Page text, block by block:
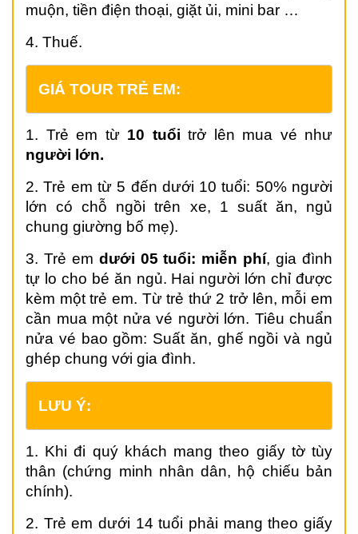
muộn, tiền điện thoại, giặt ủi, mini bar …
4. Thuế.
GIÁ TOUR TRẺ EM:
1. Trẻ em từ 10 tuổi trở lên mua vé như
người lớn.
2. Trẻ em từ 5 đến dưới 10 tuổi: 50% người
lớn có chỗ ngồi trên xe, 1 suất ăn, ngủ
chung giường bố mẹ).
3. Trẻ em dưới 05 tuổi: miễn phí, gia đình
tự lo cho bé ăn ngủ. Hai người lớn chỉ được
kèm một trẻ em. Từ trẻ thứ 2 trở lên, mỗi em
cần mua một nửa vé người lớn. Tiêu chuẩn
nửa vé bao gồm: Suất ăn, ghế ngồi và ngủ
ghép chung với gia đình.
LƯU Ý:
1. Khi đi quý khách mang theo giấy tờ tùy
thân (chứng minh nhân dân, hộ chiếu bản
chính).
2. Trẻ em dưới 14 tuổi phải mang theo giấy